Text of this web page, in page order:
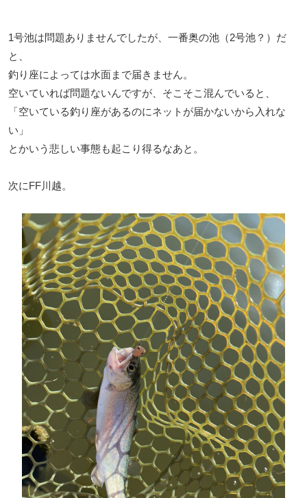
1号池は問題ありませんでしたが、一番奥の池（2号池？）だ
と、
釣り座によっては水面まで届きません。
空いていれば問題ないんですが、そこそこ混んでいると、
「空いている釣り座があるのにネットが届かないから入れな
い」
とかいう悲しい事態も起こり得るなあと。
次にFF川越。